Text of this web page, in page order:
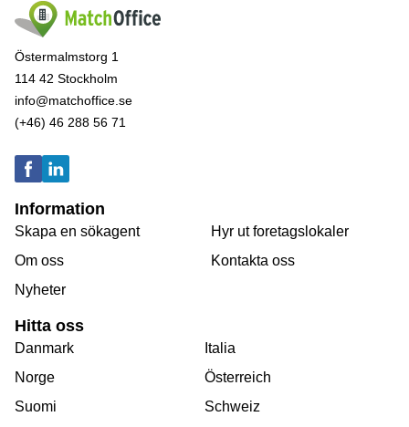
Östermalmstorg 1
114 42 Stockholm
info@matchoffice.se
(+46) 46 288 56 71
Information
Skapa en sökagent
Om oss
Nyheter
Hyr ut foretagslokaler
Kontakta oss
Hitta oss
Danmark
Norge
Suomi
Italia
Österreich
Schweiz